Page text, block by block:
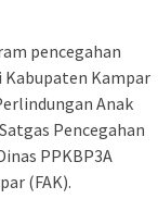
pencegahan
Kabupaten Kampar
Anak
Pencegahan
PPKBP3A
(FAK).